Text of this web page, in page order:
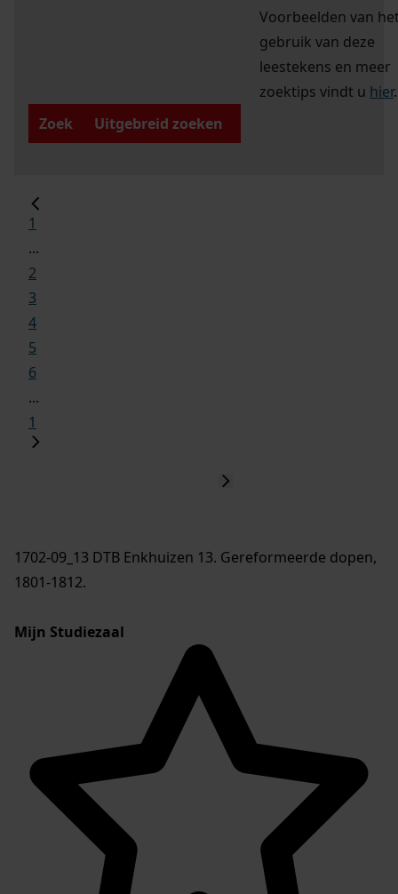
Voorbeelden van
gebruik van deze
leestekens en meer
zoektips vindt u hier.
Zoek
Uitgebreid zoeken
1
...
2
3
4
5
6
...
1
1702-09_13 DTB Enkhuizen 13. Gereformeerde dopen,
1801-1812.
Mijn Studiezaal